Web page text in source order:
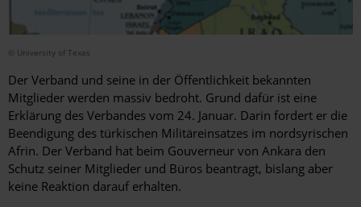
© University of Texas
Der Verband und seine in der Öffentlichkeit bekannten
Mitglieder werden massiv bedroht. Grund dafür ist eine
Erklärung des Verbandes vom 24. Januar. Darin fordert er die
Beendigung des türkischen Militäreinsatzes im nordsyrischen
Afrin. Der Verband hat beim Gouverneur von Ankara den
Schutz seiner Mitglieder und Büros beantragt, bislang aber
keine Reaktion darauf erhalten.